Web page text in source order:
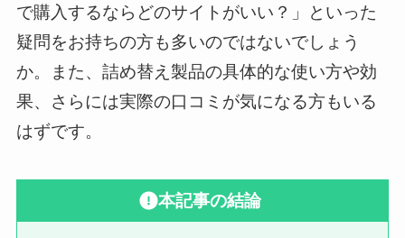
で購入するならどのサイトがいい？」といった
疑問をお持ちの方も多いのではないでしょう
か。また、詰め替え製品の具体的な使い方や効
果、さらには実際の口コミが気になる方もいる
はずです。
本記事の結論